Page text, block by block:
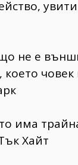
не е
което
има
Хайт